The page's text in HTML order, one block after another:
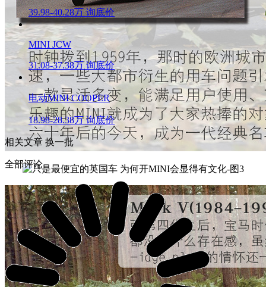
39.98-40.28万 询底价
MINI JCW
31.08-37.38万 询底价
电动MINI COOPER
18.98-28.38万 询底价
相关文章 换一批
全部评论